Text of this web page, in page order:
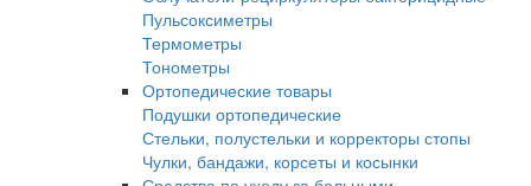
Пульсоксиметры
Термометры
Тонометры
Ортопедические товары
Подушки ортопедические
Стельки, полустельки и корректоры стопы
Чулки, бандажи, корсеты и косынки